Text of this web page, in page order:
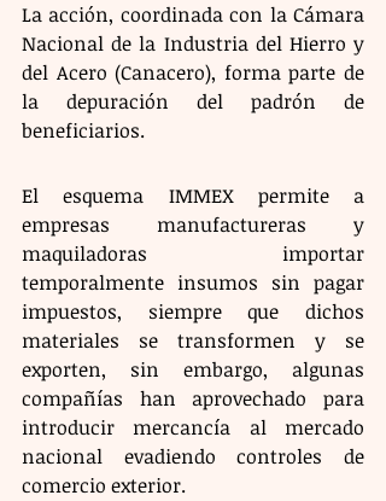
La acción, coordinada con la Cámara
Nacional de la Industria del Hierro y
del Acero (Canacero), forma parte de
la depuración del padrón de
beneficiarios.
El esquema IMMEX permite a
empresas manufactureras y
maquiladoras importar
temporalmente insumos sin pagar
impuestos, siempre que dichos
materiales se transformen y se
exporten, sin embargo, algunas
compañías han aprovechado para
introducir mercancía al mercado
nacional evadiendo controles de
comercio exterior.